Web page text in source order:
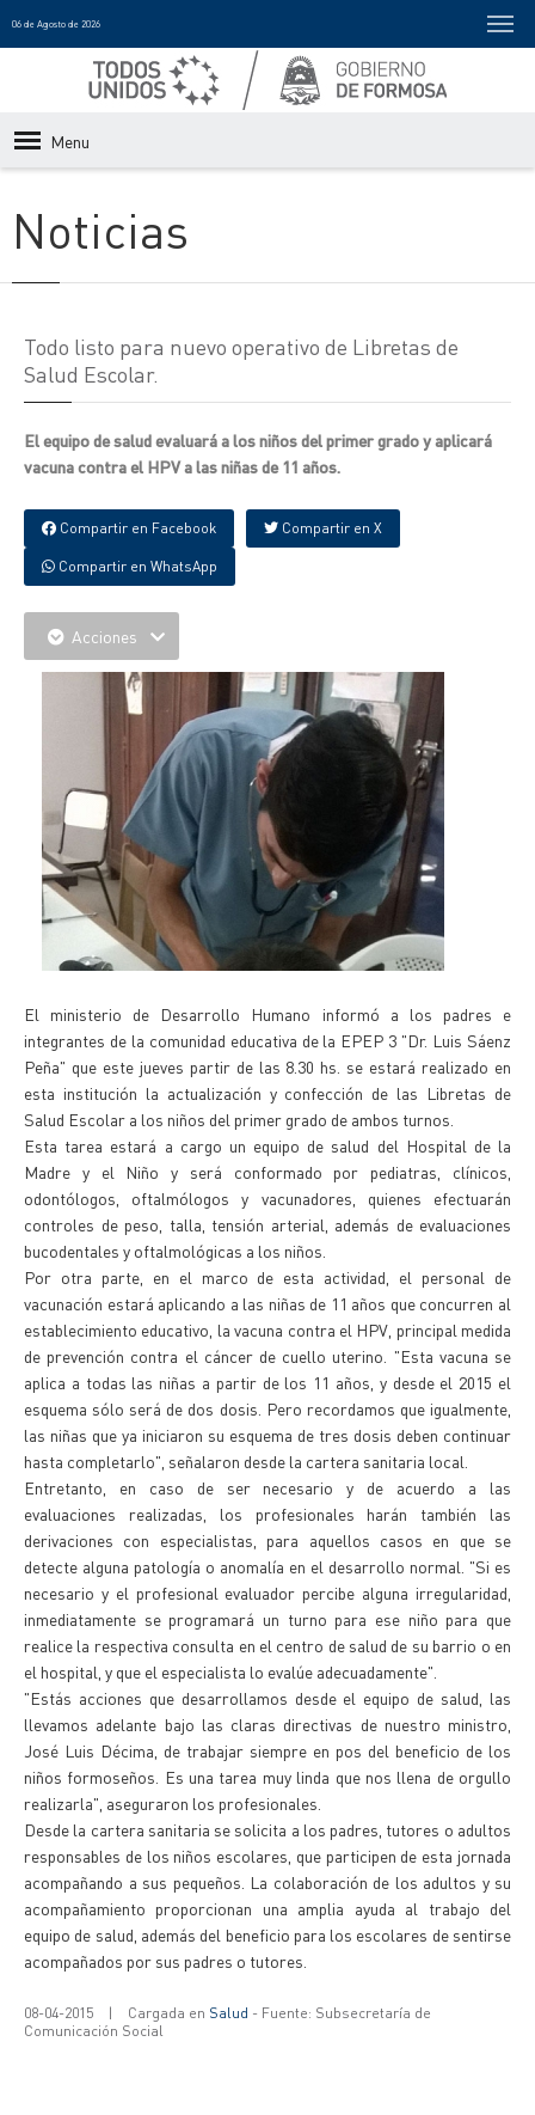
06 de Agosto de 2026
Menu
Noticias
Todo listo para nuevo operativo de Libretas de
Salud Escolar.
El equipo de salud evaluará a los niños del primer grado y aplicará
vacuna contra el HPV a las niñas de 11 años.
Compartir en Facebook Compartir en X
Compartir en WhatsApp
Acciones
El ministerio de Desarrollo Humano informó a los padres e
integrantes de la comunidad educativa de la EPEP 3 "Dr. Luis Sáenz
Peña" que este jueves partir de las 8.30 hs. se estará realizado en
esta institución la actualización y confección de las Libretas de
Salud Escolar a los niños del primer grado de ambos turnos.
Esta tarea estará a cargo un equipo de salud del Hospital de la
Madre y el Niño y será conformado por pediatras, clínicos,
odontólogos, oftalmólogos y vacunadores, quienes efectuarán
controles de peso, talla, tensión arterial, además de evaluaciones
bucodentales y oftalmológicas a los niños.
Por otra parte, en el marco de esta actividad, el personal de
vacunación estará aplicando a las niñas de 11 años que concurren al
establecimiento educativo, la vacuna contra el HPV, principal medida
de prevención contra el cáncer de cuello uterino. "Esta vacuna se
aplica a todas las niñas a partir de los 11 años, y desde el 2015 el
esquema sólo será de dos dosis. Pero recordamos que igualmente,
las niñas que ya iniciaron su esquema de tres dosis deben continuar
hasta completarlo", señalaron desde la cartera sanitaria local.
Entretanto, en caso de ser necesario y de acuerdo a las
evaluaciones realizadas, los profesionales harán también las
derivaciones con especialistas, para aquellos casos en que se
detecte alguna patología o anomalía en el desarrollo normal. "Si es
necesario y el profesional evaluador percibe alguna irregularidad,
inmediatamente se programará un turno para ese niño para que
realice la respectiva consulta en el centro de salud de su barrio o en
el hospital, y que el especialista lo evalúe adecuadamente".
"Estás acciones que desarrollamos desde el equipo de salud, las
llevamos adelante bajo las claras directivas de nuestro ministro,
José Luis Décima, de trabajar siempre en pos del beneficio de los
niños formoseños. Es una tarea muy linda que nos llena de orgullo
realizarla", aseguraron los profesionales.
Desde la cartera sanitaria se solicita a los padres, tutores o adultos
responsables de los niños escolares, que participen de esta jornada
acompañando a sus pequeños. La colaboración de los adultos y su
acompañamiento proporcionan una amplia ayuda al trabajo del
equipo de salud, además del beneficio para los escolares de sentirse
acompañados por sus padres o tutores.
08-04-2015 | Cargada en Salud - Fuente: Subsecretaría de
Comunicación Social